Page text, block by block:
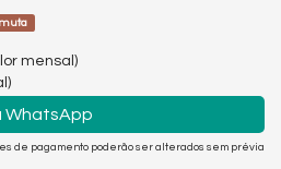
mensal)
WhatsApp
de pagamento poderão ser alterados sem prévia